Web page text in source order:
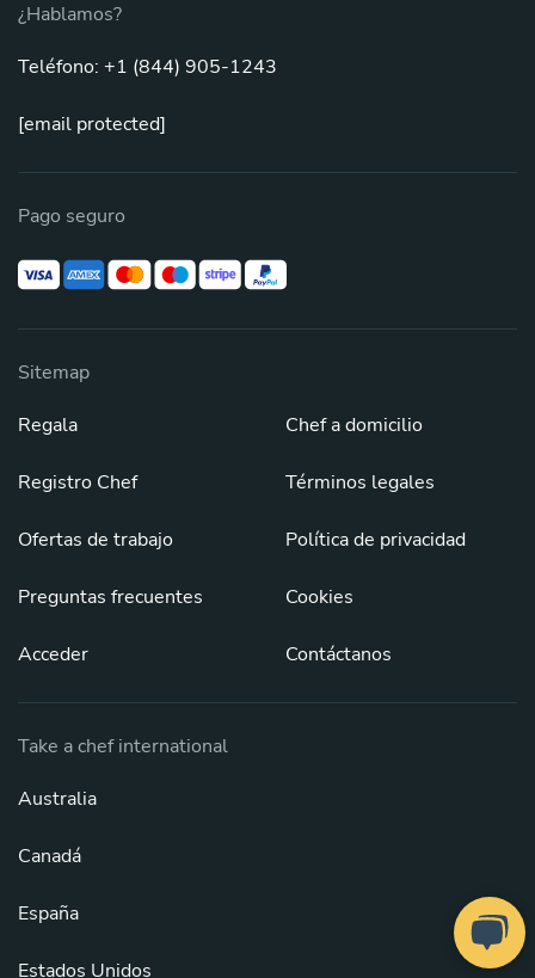
¿Hablamos?
Teléfono: +1 (844) 905-1243
[email protected]
Pago seguro
Sitemap
Regala
Registro Chef
Ofertas de trabajo
Preguntas frecuentes
Acceder
Chef a domicilio
Términos legales
Política de privacidad
Cookies
Contáctanos
Take a chef international
Australia
Canadá
España
Estados Unidos